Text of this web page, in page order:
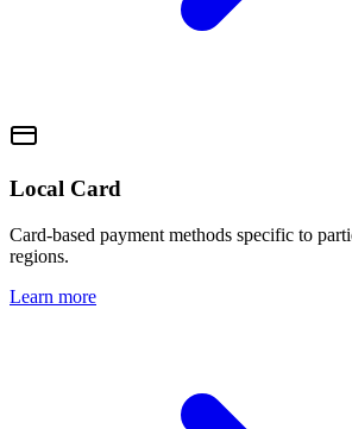
Local Card
Card-based payment methods specific to
regions.
Learn more